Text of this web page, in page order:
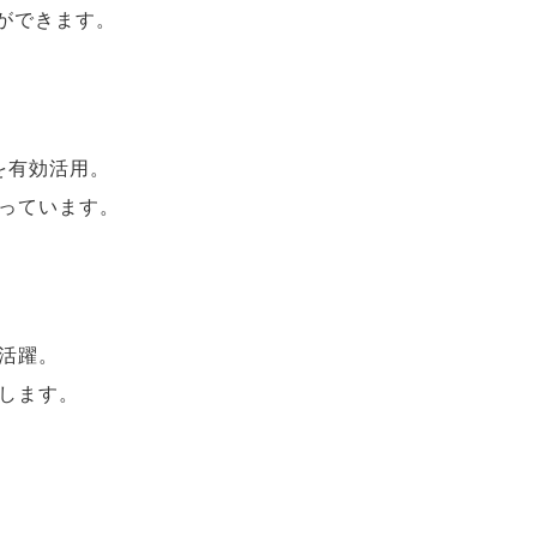
できます。
効活用。
ています。
躍。
ます。